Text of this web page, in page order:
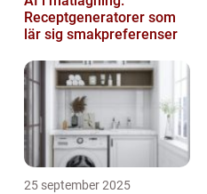
Receptgeneratorer som
lär sig smakpreferenser
25 september 2025